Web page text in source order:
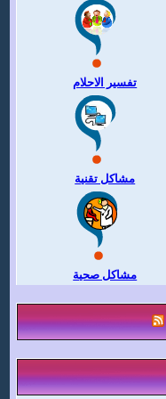
تفسير الاحلام
مشاكل تقنية
مشاكل صحية